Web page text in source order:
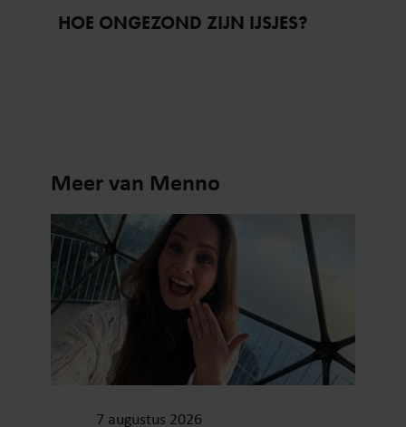
HOE ONGEZOND ZIJN IJSJES?
Meer van Menno
7 augustus 2026